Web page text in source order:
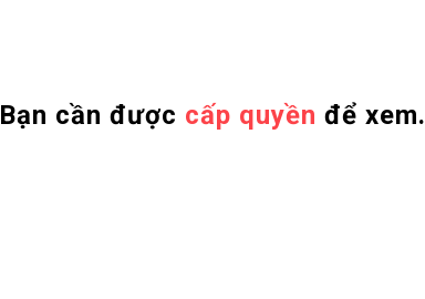
Bạn cần được cấp quyền để xem.